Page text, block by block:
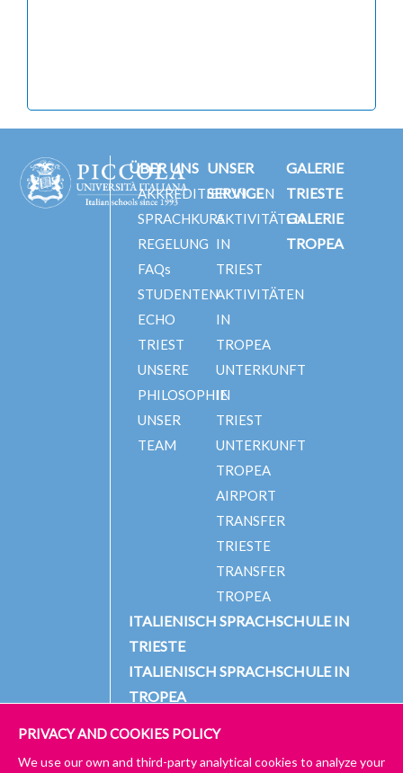
ÜBER UNS
AKKREDITIERUNGEN
SPRACHKURS
REGELUNG
FAQs
STUDENTEN
ECHO
TRIEST
UNSERE
PHILOSOPHIE
UNSER
TEAM
UNSER
SERVICE
AKTIVITÄTEN
IN
TRIEST
AKTIVITÄTEN
IN
TROPEA
UNTERKUNFT
IN
TRIEST
UNTERKUNFT
TROPEA
AIRPORT
TRANSFER
TRIESTE
TRANSFER
TROPEA
GALERIE
TRIESTE
GALERIE
TROPEA
ITALIENISCH SPRACHSCHULE IN
TRIESTE
ITALIENISCH SPRACHSCHULE IN
TROPEA
© 2024 PICCOLA UNIVERSITÀ ITALIANA IMPRESSUM
PRIVACY AND COOKIES POLICY
We use our own and third-party analytical cookies to analyze your